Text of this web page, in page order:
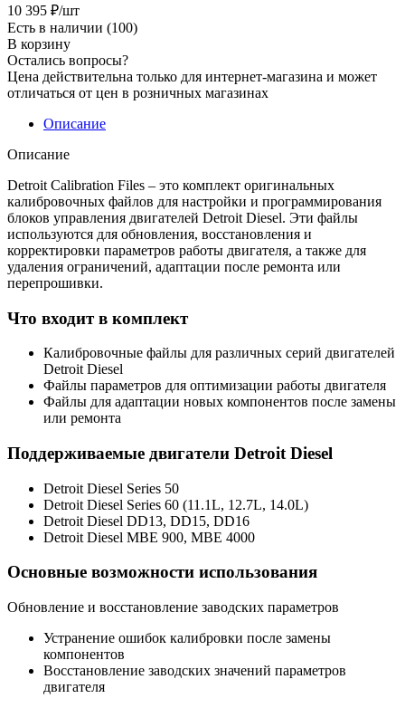
10 395 ₽/шт
Есть в наличии (100)
В корзину
Остались вопросы?
Цена действительна только для интернет-магазина и может
отличаться от цен в розничных магазинах
Описание
Описание
Detroit Calibration Files – это комплект оригинальных
калибровочных файлов для настройки и программирования
блоков управления двигателей Detroit Diesel. Эти файлы
используются для обновления, восстановления и
корректировки параметров работы двигателя, а также для
удаления ограничений, адаптации после ремонта или
перепрошивки.
Что входит в комплект
Калибровочные файлы для различных серий двигателей
Detroit Diesel
Файлы параметров для оптимизации работы двигателя
Файлы для адаптации новых компонентов после замены
или ремонта
Поддерживаемые двигатели Detroit Diesel
Detroit Diesel Series 50
Detroit Diesel Series 60 (11.1L, 12.7L, 14.0L)
Detroit Diesel DD13, DD15, DD16
Detroit Diesel MBE 900, MBE 4000
Основные возможности использования
Обновление и восстановление заводских параметров
Устранение ошибок калибровки после замены
компонентов
Восстановление заводских значений параметров
двигателя